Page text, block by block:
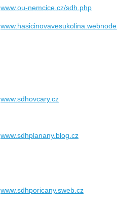
www.ou-nemcice.cz/sdh.php
www.sdhovcary.cz
www.sdhplanany.blog.cz
www.sdhporicany.sweb.cz